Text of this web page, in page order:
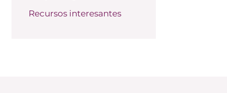
Recursos interesantes